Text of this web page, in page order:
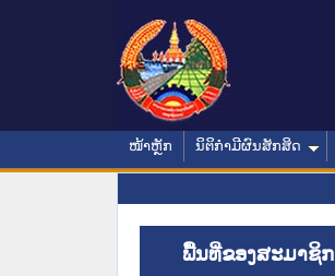
ໜ້າຫຼັກ ນິຕິກໍາມີຜົນສັກສິດ
ພື້ນທີ່ຂອງສະມາຊິກ